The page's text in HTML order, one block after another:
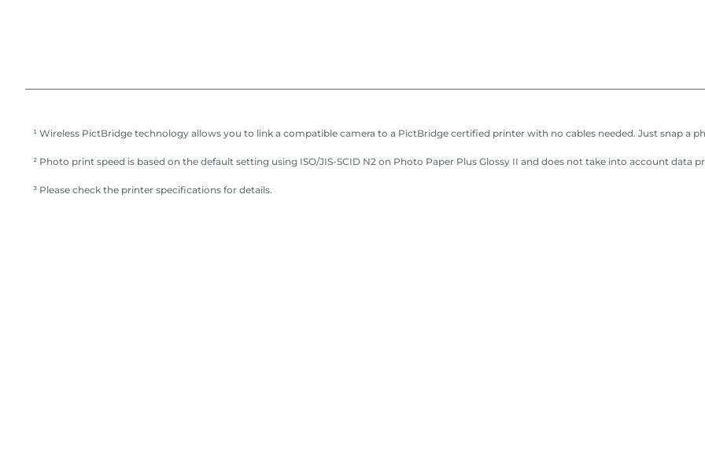
¹ Wireless PictBridge technology allows you to link a compatible camera to a PictBridge certified printer with no cables needed. Just snap a
² Photo print speed is based on the default setting using ISO/JIS-SCID N2 on Photo Paper Plus Glossy II and does not take into account data
³ Please check the printer specifications for details.